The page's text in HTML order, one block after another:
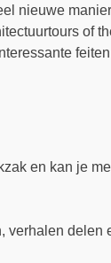
nieuwe
of
en kan je
delen